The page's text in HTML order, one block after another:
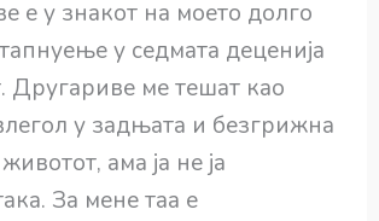
е у знакот на моето долго
у седмата деценија
Другариве ме тешат као
у задњата и безгрижна
ама ја не ја
За мене таа е